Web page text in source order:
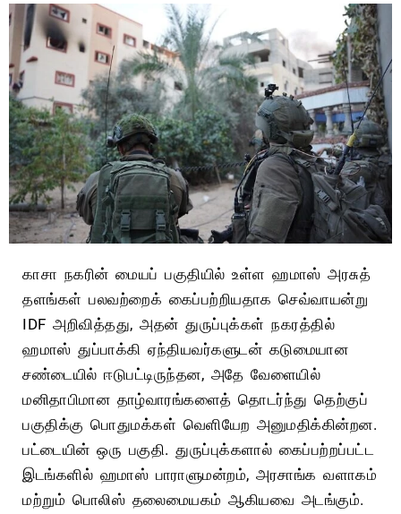
காசா நகரின் மையப் பகுதியில் உள்ள ஹமாஸ் அரசுத்
தளங்கள் பலவற்றைக் கைப்பற்றியதாக செவ்வாயன்று
IDF அறிவித்தது, அதன் துருப்புக்கள் நகரத்தில்
ஹமாஸ் துப்பாக்கி ஏந்தியவர்களுடன் கடுமையான
சண்டையில் ஈடுபட்டிருந்தன, அதே வேளையில்
மனிதாபிமான தாழ்வாரங்களைத் தொடர்ந்து தெற்குப்
பகுதிக்கு பொதுமக்கள் வெளியேற அனுமதிக்கின்றன.
பட்டையின் ஒரு பகுதி. துருப்புக்களால் கைப்பற்றப்பட்ட
இடங்களில் ஹமாஸ் பாராளுமன்றம், அரசாங்க வளாகம்
மற்றும் பொலிஸ் தலைமையகம் ஆகியவை அடங்கும்.